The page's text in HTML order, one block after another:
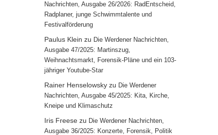
Nachrichten, Ausgabe 26/2026: RadEntscheid,
Radplaner, junge Schwimmtalente und
Festivalförderung
Paulus Klein zu Die Werdener Nachrichten,
Ausgabe 47/2025: Martinszug,
Weihnachtsmarkt, Forensik-Pläne und ein 103-
jähriger Youtube-Star
Rainer Henselowsky zu Die Werdener
Nachrichten, Ausgabe 45/2025: Kita, Kirche,
Kneipe und Klimaschutz
Iris Freese zu Die Werdener Nachrichten,
Ausgabe 36/2025: Konzerte, Forensik, Politik